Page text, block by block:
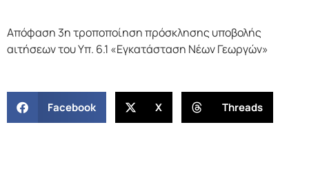
Απόφαση 3η τροποποίηση πρόσκλησης υποβολής
αιτήσεων του Υπ. 6.1 «Εγκατάσταση Νέων Γεωργών»
Facebook X Threads